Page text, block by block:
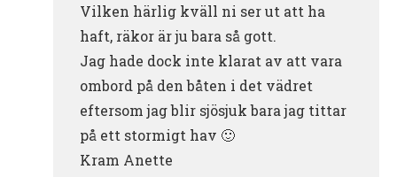
Vilken härlig kväll ni ser ut att ha
haft, räkor är ju bara så gott.
Jag hade dock inte klarat av att vara
ombord på den båten i det vädret
eftersom jag blir sjösjuk bara jag tittar
på ett stormigt hav 🙂
Kram Anette